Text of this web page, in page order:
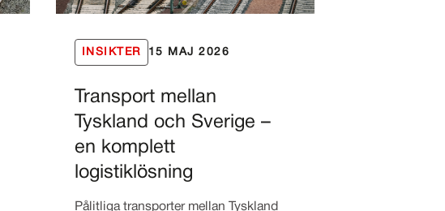
INSIKTER 15 MAJ 2026
Transport mellan
Tyskland och Sverige –
en komplett
logistiklösning
Pålitliga transporter mellan Tyskland